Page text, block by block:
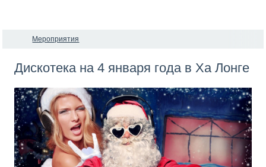
Мероприятия
Дискотека на 4 января года в Ха Лонге